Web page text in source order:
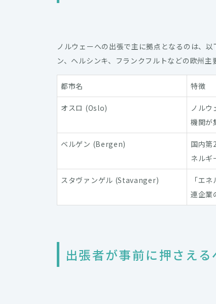
ノルウェーへの出張で主に拠点となるのは、
ン、ヘルシンキ、フランクフルトなどの欧州主
都市名 特徴
オスロ (Oslo)
ノル
機関が
ベルゲン (Bergen)
国内第
ネルギ
スタヴァンゲル (Stavanger)
「エ
連企業
出張者が事前に押さえる